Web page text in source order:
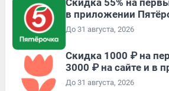
Скидка 55% на
в приложении
До 31 августа, 2026
Скидка 1000 ₽ на
3000 ₽ на сайте и в
До 31 августа, 2026